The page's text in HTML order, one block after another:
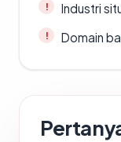
Industri
Domain